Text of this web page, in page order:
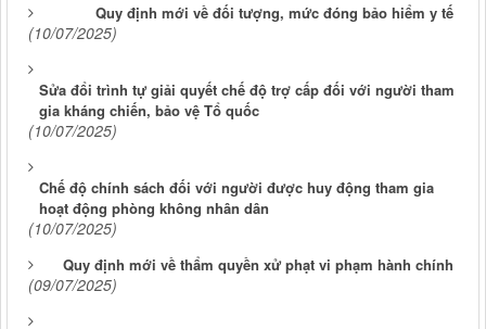
Quy định mới về đối tượng, mức đóng bảo hiểm y tế
(10/07/2025)
Sửa đổi trình tự giải quyết chế độ trợ cấp đối với người tham
gia kháng chiến, bảo vệ Tổ quốc
(10/07/2025)
Chế độ chính sách đối với người được huy động tham gia
hoạt động phòng không nhân dân
(10/07/2025)
Quy định mới về thẩm quyền xử phạt vi phạm hành chính
(09/07/2025)